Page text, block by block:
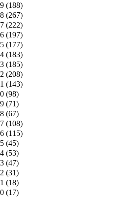
(188)
(267)
(222)
(197)
(177)
(183)
(185)
(208)
(143)
(98)
(71)
(67)
(108)
(115)
(45)
(53)
(47)
(31)
(18)
(17)